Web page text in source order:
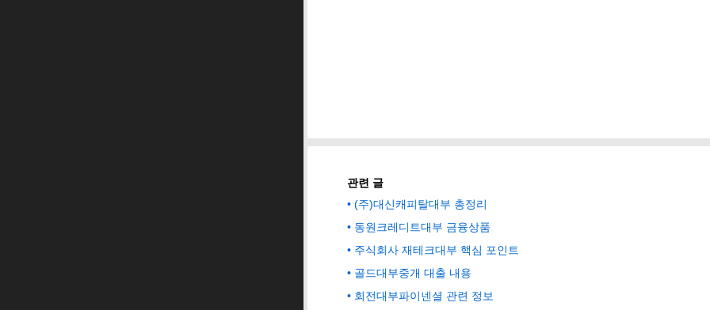
관련 글
(주)대신캐피탈대부 총정리
동원크레디트대부 금융상품
주식회사 재테크대부 핵심 포인트
골드대부중개 대출 내용
회전대부파이넨셜 관련 정보